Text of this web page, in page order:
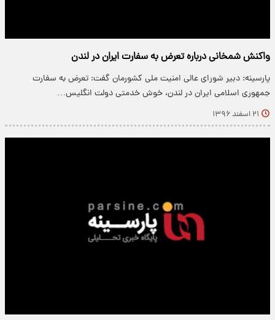
واکنش شمخانی درباره تعرض به سفارت ایران در لندن
پارسینه: دبیر شورای عالی امنیت ملی کشورمان گفت: تعرض به سفارت
جمهوری اسلامی ایران در لندن، خوش خدمتی دولت انگلیس…
۲۱ اسفند ۱۳۹۶